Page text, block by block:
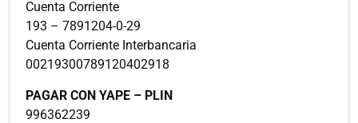
Cuenta Corriente
193 – 7891204-0-29
Cuenta Corriente Interbancaria
00219300789120402918
PAGAR CON YAPE – PLIN
996362239